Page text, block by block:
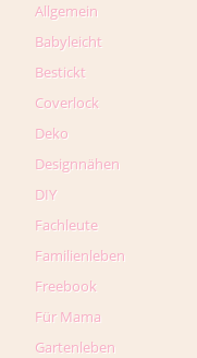
Allgemein
Babyleicht
Bestickt
Coverlock
Deko
Designnähen
DIY
Fachleute
Familienleben
Freebook
Für Mama
Gartenleben